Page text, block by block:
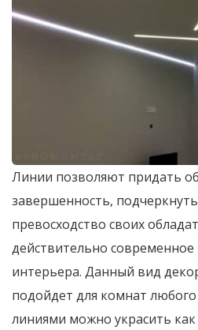
Линии позволяют придать
завершенность,
превосходство своих
действительно
интерьера. Данный вид
подойдет для комнат
линиями можно украсить